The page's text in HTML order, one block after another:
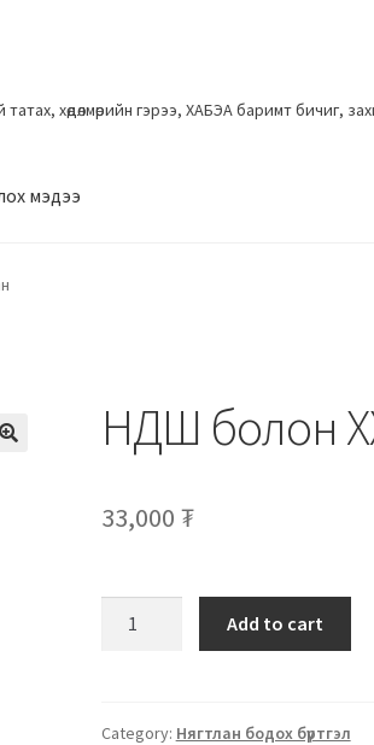
татах, хөдөлмөрийн гэрээ, ХАБЭА баримт бичиг,
мэдээ
НДШ болон
33,000 ₮
Add to cart
Category: Нягтлан бодох бүртгэл